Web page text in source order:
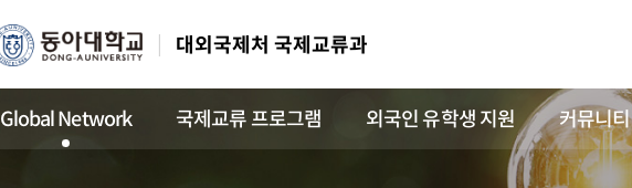
대외국제처 국제교류과
Global Network 국제교류 프로그램 외국인 유학생 지원 커뮤니티